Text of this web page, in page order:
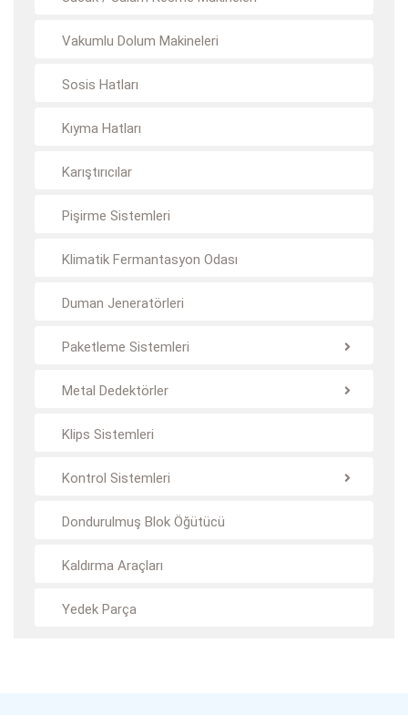
Vakumlu Dolum Makineleri
Sosis Hatları
Kıyma Hatları
Karıştırıcılar
Pişirme Sistemleri
Klimatik Fermantasyon Odası
Duman Jeneratörleri
Paketleme Sistemleri
Metal Dedektörler
Klips Sistemleri
Kontrol Sistemleri
Dondurulmuş Blok Öğütücü
Kaldırma Araçları
Yedek Parça